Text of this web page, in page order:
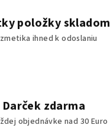
položky skladom
ihned k odoslaniu
Darček zdarma
objednávke nad 30 Euro